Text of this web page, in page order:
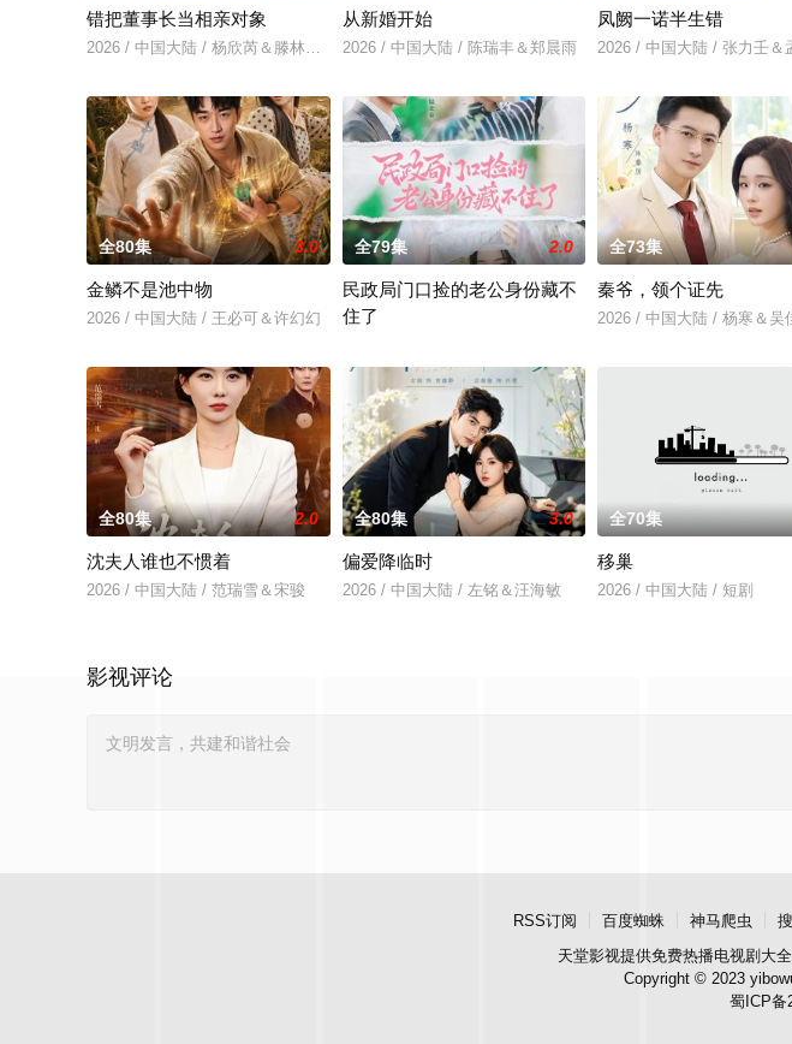
错把董事长当相亲对象
2026 / 中国大陆 / 杨欣芮＆滕林＆马治邦
从新婚开始
2026 / 中国大陆 / 陈瑞丰＆郑晨雨
凤阙一诺半生错
2026 / 中国大陆 / 张力壬＆
全80集 3.0
金鳞不是池中物
2026 / 中国大陆 / 王必可＆许幻幻
全79集 2.0
民政局门口捡的老公身份藏不
住了
全73集
秦爷，领个证先
2026 / 中国大陆 / 杨寒＆吴
全80集 2.0
沈夫人谁也不惯着
2026 / 中国大陆 / 范瑞雪＆宋骏
全80集 3.0
偏爱降临时
2026 / 中国大陆 / 左铭＆汪海敏
全70集
移巢
2026 / 中国大陆 / 短剧
影视评论
RSS订阅 百度蜘蛛 神马爬虫
天堂影视提供免费热播电视剧大
Copyright © 2023
蜀ICP备